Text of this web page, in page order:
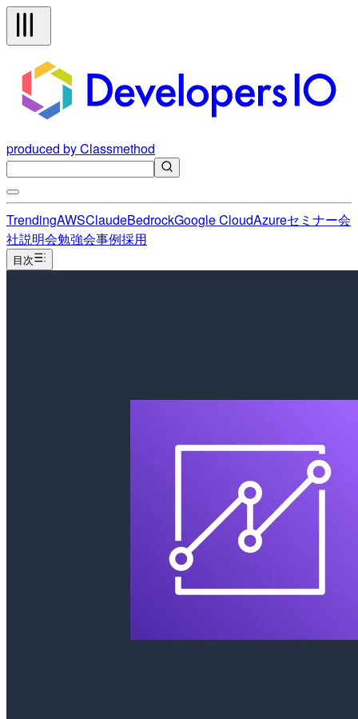
produced by Classmethod
TrendingAWSClaudeBedrockGoogle CloudAzureセミナー会
社説明会勉強会事例採用
目次